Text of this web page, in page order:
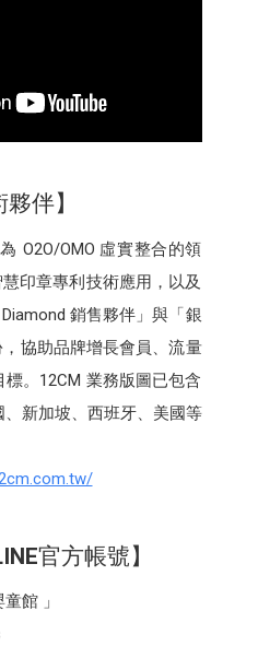
伴】
O2O/OMO 虛實整合的領
印章專利技術應用，以及
銷售夥伴」與「銀
協助品牌增長會員、流量
。12CM 業務版圖已包含
新加坡、西班牙、美國等
官方帳號】
館 」